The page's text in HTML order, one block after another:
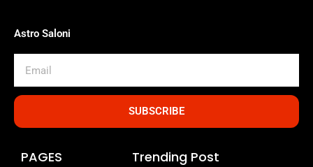
Astro Saloni
SUBSCRIBE
PAGES Trending Post